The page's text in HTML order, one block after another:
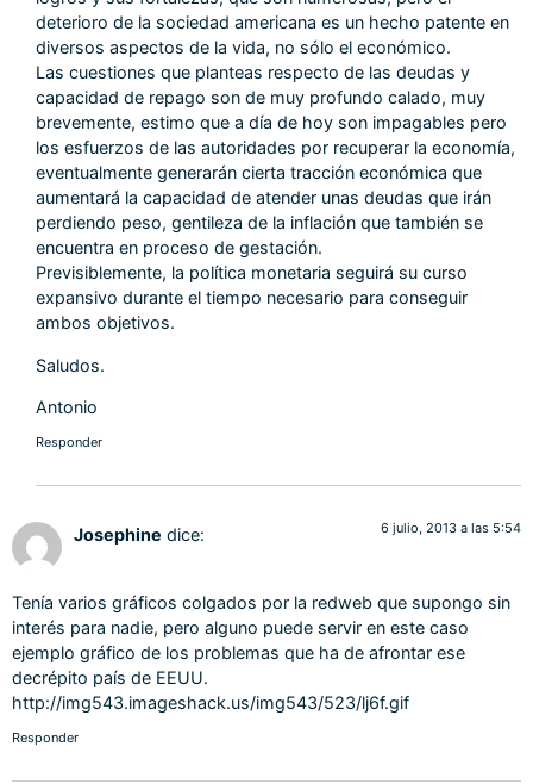
deterioro de la sociedad americana es un hecho patente en
diversos aspectos de la vida, no sólo el económico.
Las cuestiones que planteas respecto de las deudas y
capacidad de repago son de muy profundo calado, muy
brevemente, estimo que a día de hoy son impagables pero
los esfuerzos de las autoridades por recuperar la economía,
eventualmente generarán cierta tracción económica que
aumentará la capacidad de atender unas deudas que irán
perdiendo peso, gentileza de la inflación que también se
encuentra en proceso de gestación.
Previsiblemente, la política monetaria seguirá su curso
expansivo durante el tiempo necesario para conseguir
ambos objetivos.
Saludos.
Antonio
Responder
Josephine dice: 6 julio, 2013 a las 5:54
Tenía varios gráficos colgados por la redweb que supongo sin
interés para nadie, pero alguno puede servir en este caso
ejemplo gráfico de los problemas que ha de afrontar ese
decrépito país de EEUU.
http://img543.imageshack.us/img543/523/lj6f.gif
Responder